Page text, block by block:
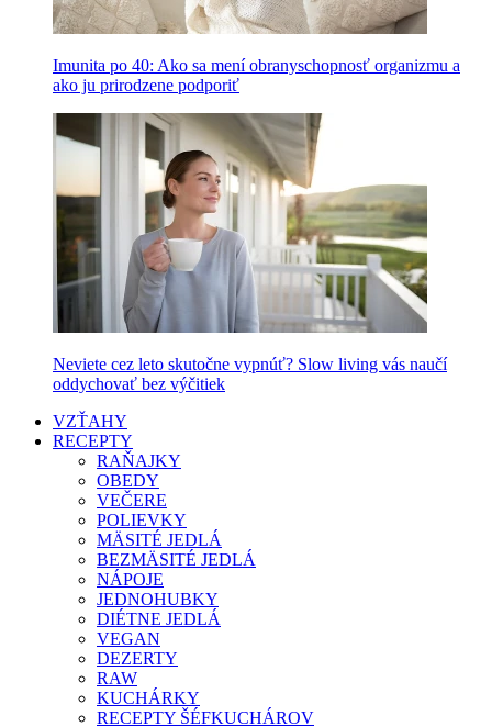
Imunita po 40: Ako sa mení obranyschopnosť organizmu a
ako ju prirodzene podporiť
Neviete cez leto skutočne vypnúť? Slow living vás naučí
oddychovať bez výčitiek
VZŤAHY
RECEPTY
RAŇAJKY
OBEDY
VEČERE
POLIEVKY
MÄSITÉ JEDLÁ
BEZMÄSITÉ JEDLÁ
NÁPOJE
JEDNOHUBKY
DIÉTNE JEDLÁ
VEGAN
DEZERTY
RAW
KUCHÁRKY
RECEPTY ŠÉFKUCHÁROV